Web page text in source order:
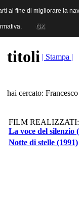
titoli | Stampa |
hai cercato:
FILM REALIZZATI:
La voce del silenzio
Notte di stelle (1991)
al fine di migliorare la
OK
al fine di migliorare la
OK